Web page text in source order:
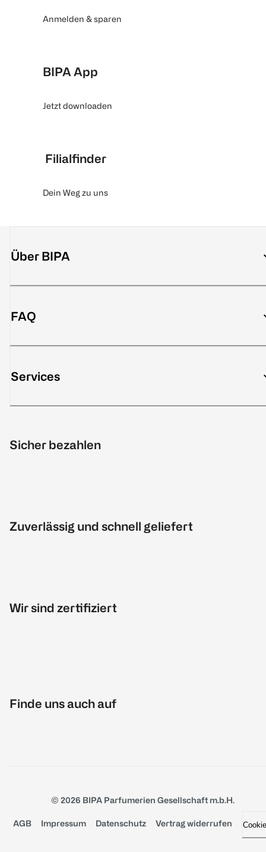
Anmelden & sparen
BIPA App
Jetzt downloaden
Filialfinder
Dein Weg zu uns
Über BIPA
FAQ
Services
Sicher bezahlen
Zuverlässig und schnell geliefert
Wir sind zertifiziert
Finde uns auch auf
© 2026 BIPA Parfumerien Gesellschaft m.b.H.
AGB Impressum Datenschutz Vertrag widerrufen